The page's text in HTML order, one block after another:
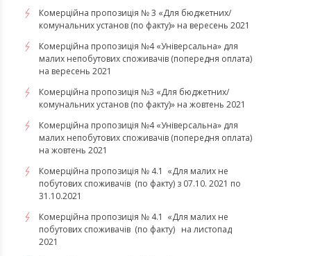
Комерційна пропозиція № 3 «Для бюджетних/
комунальних установ (по факту)» на вересень 2021
Комерційна пропозиція №4 «Універсальна» для
малих непобутових споживачів (попередня оплата)
на вересень 2021
Комерційна пропозиція №3 «Для бюджетних/
комунальних установ (по факту)» на жовтень 2021
Комерційна пропозиція №4 «Універсальна» для
малих непобутових споживачів (попередня оплата)
на жовтень 2021
Комерційна пропозиція № 4.1 «Для малих не
побутових споживачів (по факту) з 07.10. 2021 по
31.10.2021
​​​​​​​Комерційна пропозиція № 4.1 «Для малих не
побутових споживачів (по факту) на листопад
2021